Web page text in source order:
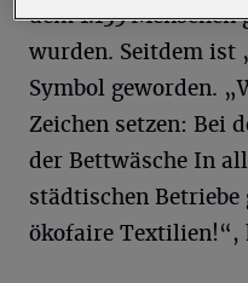
dem 1.135
wurden. Seitdem ist
Symbol geworden.
Zeichen setzen: Bei
der Bettwäsche In
städtischen
ökofaire Textilien!“,